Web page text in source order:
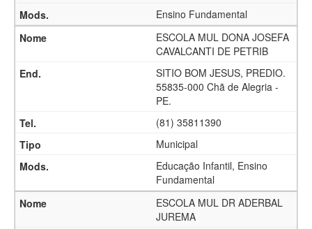
Ensino Fundamental
ESCOLA MUL DONA JOSEFA
CAVALCANTI DE PETRIB
SITIO BOM JESUS, PREDIO.
55835-000 Chã de Alegria -
PE.
(81) 35811390
Municipal
Educação Infantil, Ensino
Fundamental
ESCOLA MUL DR ADERBAL
JUREMA